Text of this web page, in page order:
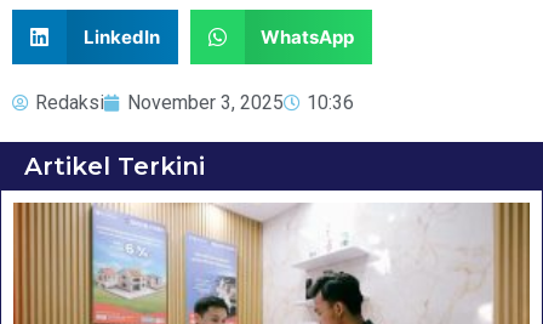
LinkedIn WhatsApp
Redaksi November 3, 2025 10:36
Artikel Terkini